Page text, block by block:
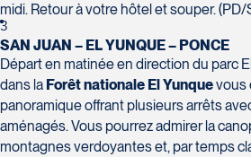
midi. Retour à votre hôtel et souper. (PD/
3
SAN JUAN – EL YUNQUE – PONCE
Départ en matinée en direction du parc
dans la Forêt nationale El Yunquevous
panoramique offrant plusieurs arrêts
aménagés. Vous pourrez admirer la
montagnes verdoyantes et, par temps
Voyages Terre et Monde
1460 Chemin Gascon
Terrebonne
J6X 2Z5
Tél :450-964-3574
Club Voyages Princesse
686 rue Principale
Granby
J2G 2Y4
Tél :450-372-4444
Le Voyagiste de Québec
3229 Chemin des Quatre-Bourgeois -
Suite 120QuébecG1W 0C1
Tél :418-977-4080 / 1-877-977-4080